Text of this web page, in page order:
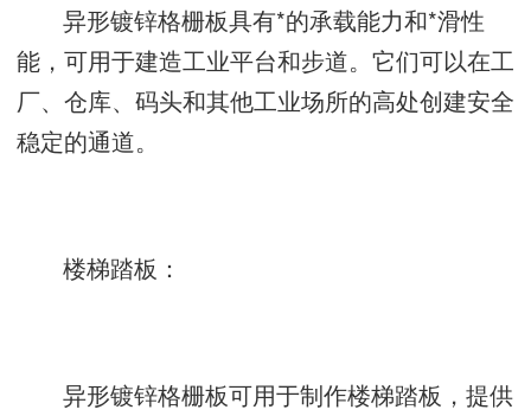
异形镀锌格栅板具有*的承载能力和*滑性
能，可用于建造工业平台和步道。它们可以在工
厂、仓库、码头和其他工业场所的高处创建安全
稳定的通道。
楼梯踏板：
异形镀锌格栅板可用于制作楼梯踏板，提供